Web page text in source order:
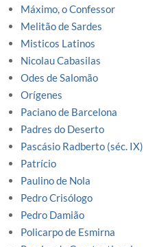
Máximo, o Confessor
Melitão de Sardes
Misticos Latinos
Nicolau Cabasilas
Odes de Salomão
Orígenes
Paciano de Barcelona
Padres do Deserto
Pascásio Radberto (séc. IX)
Patrício
Paulino de Nola
Pedro Crisólogo
Pedro Damião
Policarpo de Esmirna